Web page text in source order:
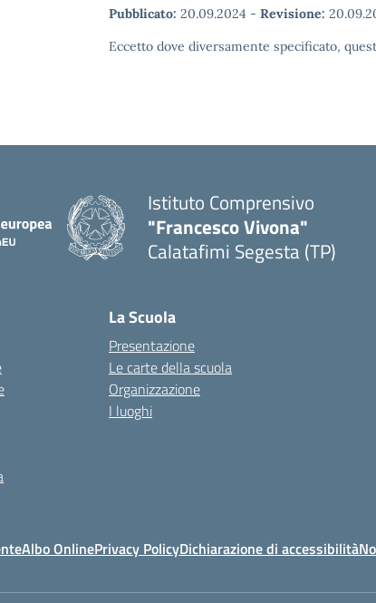
Pubblicato: 20.09.2024 - Revisione:
Eccetto dove diversamente specificato,
Istituto Comprensivo
"Francesco Vivona"
Calatafimi Segesta (TP)
La Scuola
Presentazione
Le carte della scuola
Organizzazione
I luoghi
Albo OnlinePrivacy PolicyDichiarazione di accessibilità